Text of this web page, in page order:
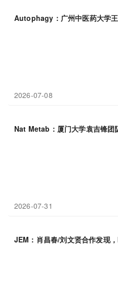
Autophagy：广州中医药大学
2026-07-08
Nat Metab：厦门大学袁吉锋团
2026-07-31
JEM：肖昌春/刘文贤合作发现